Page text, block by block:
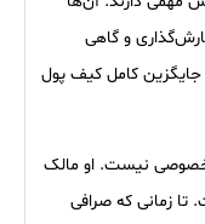
و گاهی
جایگزین کامل کیف پول
خصوصی نیست. او مالک
زمانی که صرافی